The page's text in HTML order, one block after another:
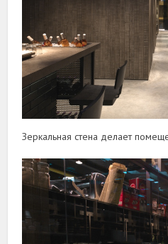
Зеркальная стена делает